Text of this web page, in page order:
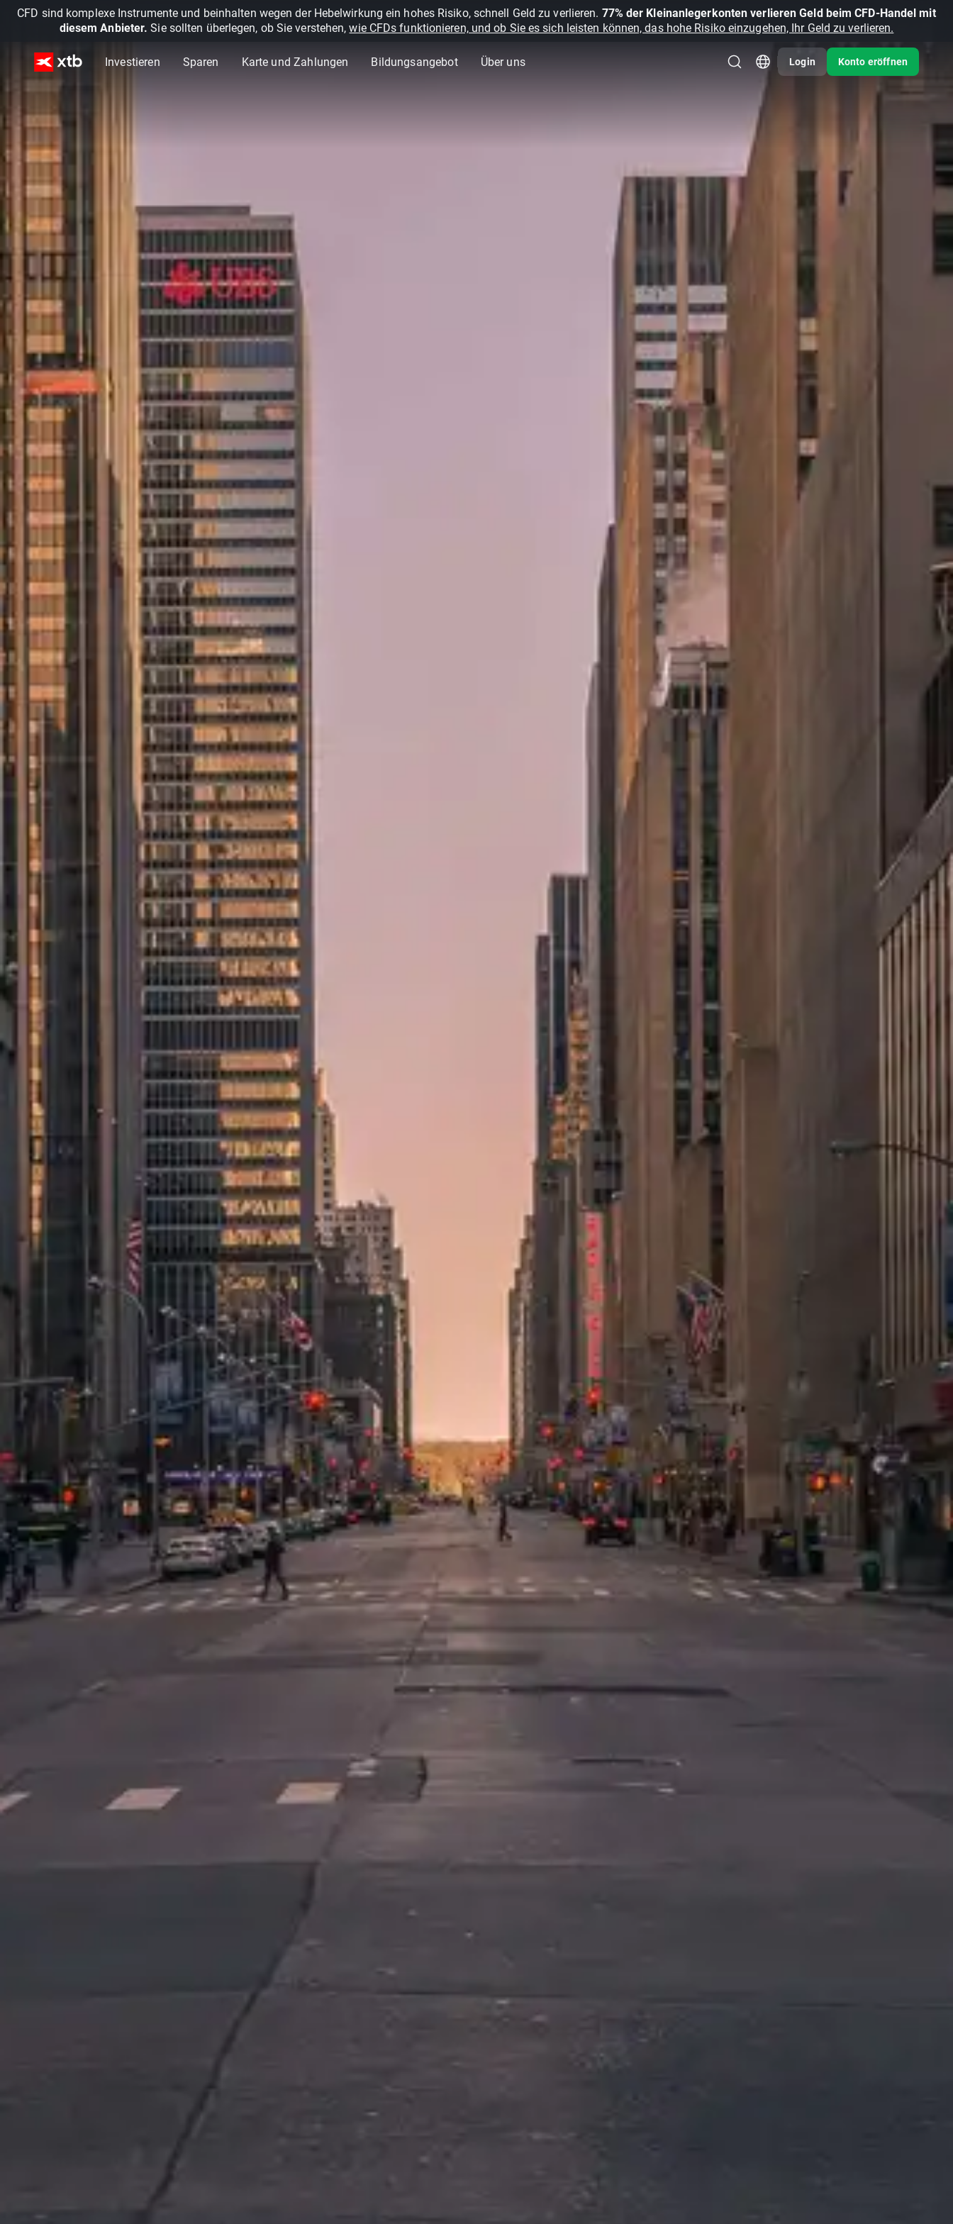
CFD sind komplexe Instrumente und beinhalten wegen der Hebelwirkung ein hohes Risiko, schnell Geld zu verlieren. 77% der Kleinanlegerkonten verlieren Geld beim CFD-Handel mit
diesem Anbieter. Sie sollten überlegen, ob Sie verstehen,wie CFDs funktionieren, und ob Sie es sich leisten können, das hohe Risiko einzugehen, Ihr Geld zu verlieren.
Investieren Sparen Karte und Zahlungen Bildungsangebot Über uns Login Konto eröffnen